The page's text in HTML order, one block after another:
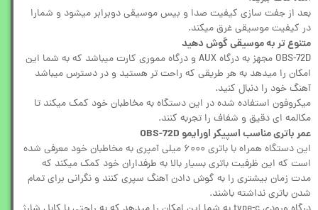
بعد از جفت سازی کیفیت صدا و بیس موسیقی دوبرابر میشود و شمارا
در کیفیت موسیقی غرق میکند.
متنوع تر به موسیقی گوش دهید
OBS-72D مجهز به درگاه AUX و درگاه مموری کارت میباشد که به شما این
امکان را میدهد به هر طریقی که راحت تر هستید و در دسترس میباشد
آهنگ خود را دنبال کنید.
میکروفون استفاده شده در این دستگاه به مخاطبان خود کمک میکند تا
مکالمه ای دقیق و شفاف را تجربه کنند.
عمر باتری مناسب اسپیکر اورایمو OBS-72D
این دستگاه همراه با باتری ۶۰۰۰ میلی آمپری به مخاطبان خود معرفی شده
است که این ظرفیت باتری بسیار بالا به طرفداران خود کمک میکند که
مدت زمان بیشتری را به گوش دادن آهنگ سپری کنند و نگرانی برای تمام
شدن باتری نداشته باشند.